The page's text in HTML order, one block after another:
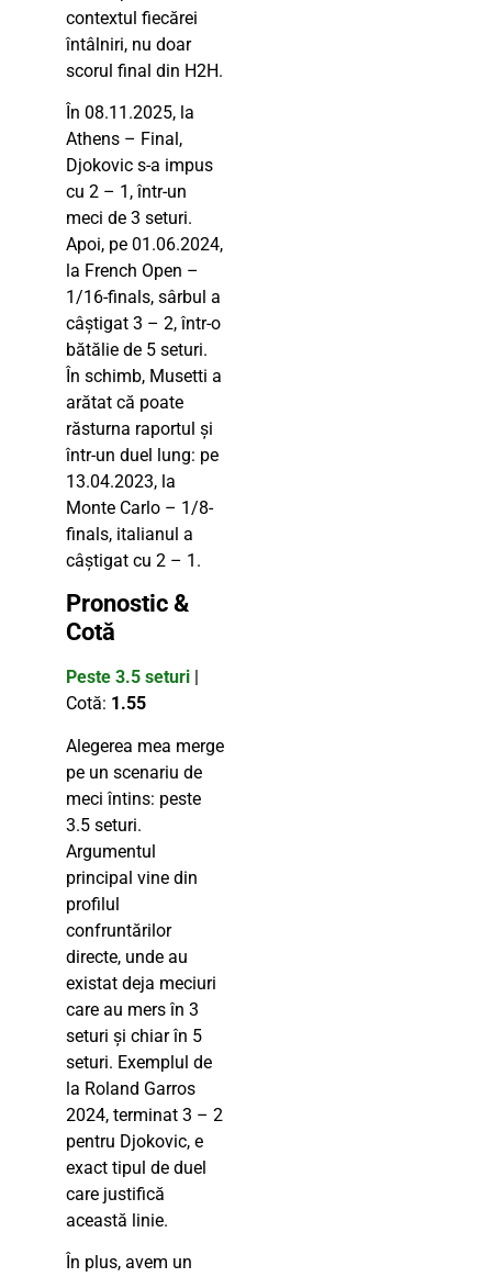
contextul fiecărei
întâlniri, nu doar
scorul final din H2H.
În 08.11.2025, la
Athens – Final,
Djokovic s-a impus
cu 2 – 1, într-un
meci de 3 seturi.
Apoi, pe 01.06.2024,
la French Open –
1/16-finals, sârbul a
câștigat 3 – 2, într-o
bătălie de 5 seturi.
În schimb, Musetti a
arătat că poate
răsturna raportul și
într-un duel lung: pe
13.04.2023, la
Monte Carlo – 1/8-
finals, italianul a
câștigat cu 2 – 1.
Pronostic &
Cotă
Peste 3.5 seturi
Cotă: 1.55
Alegerea mea merge
pe un scenariu de
meci întins: peste
3.5 seturi.
Argumentul
principal vine din
profilul
confruntărilor
directe, unde au
existat deja meciuri
care au mers în 3
seturi și chiar în 5
seturi. Exemplul de
la Roland Garros
2024, terminat 3 – 2
pentru Djokovic, e
exact tipul de duel
care justifică
această linie.
În plus, avem un